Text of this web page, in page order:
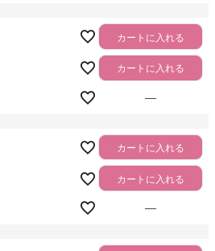
カートに入れる
カートに入れる
—
カートに入れる
カートに入れる
—